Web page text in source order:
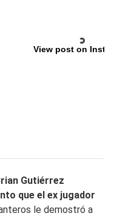
View post on
Gutiérrez
que el ex jugador
le demostró a